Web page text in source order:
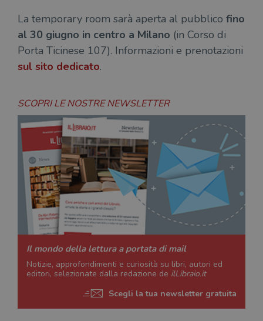
La temporary room sarà aperta al pubblico fino
al 30 giugno in centro a Milano (in Corso di
Porta Ticinese 107). Informazioni e prenotazioni
sul sito dedicato.
SCOPRI LE NOSTRE NEWSLETTER
Il mondo della lettura a portata di mail
Notizie, approfondimenti e curiosità su libri, autori ed
editori, selezionate dalla redazione de ilLibraio.it
Scegli la tua newsletter gratuita